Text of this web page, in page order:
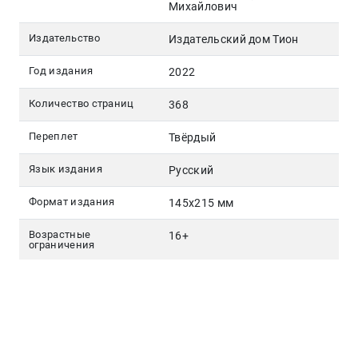
Михайлович
Издательство Издательский дом Тион
Год издания 2022
Количество страниц 368
Переплет Твёрдый
Язык издания Русский
Формат издания 145х215 мм
Возрастные
ограничения
16+